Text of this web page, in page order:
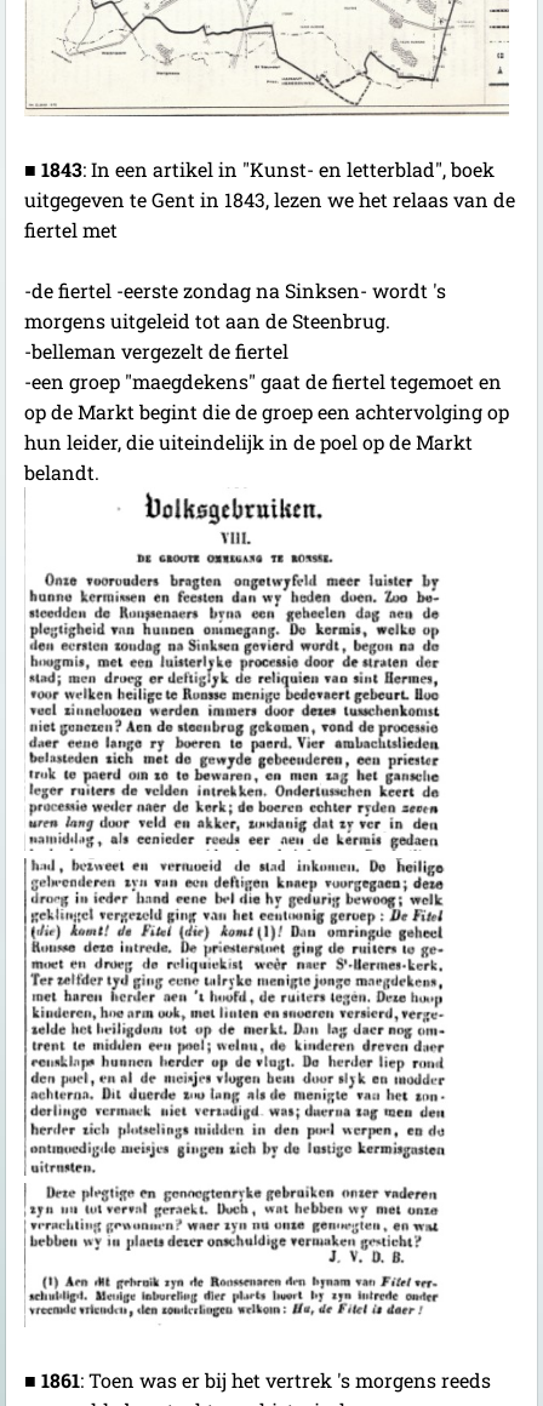
■ 1843:In een artikel in "Kunst- en letterblad", boek
uitgegeven te Gent in 1843, lezen we het relaas van de
fiertel met
-de fiertel -eerste zondag na Sinksen- wordt 's
morgens uitgeleid tot aan de Steenbrug.
-belleman vergezelt de fiertel
-een groep "maegdekens" gaat de fiertel tegemoet en
op de Markt begint die de groep een achtervolging op
hun leider, die uiteindelijk in de poel op de Markt
belandt.
■ 1861:Toen was er bij het vertrek 's morgens reeds